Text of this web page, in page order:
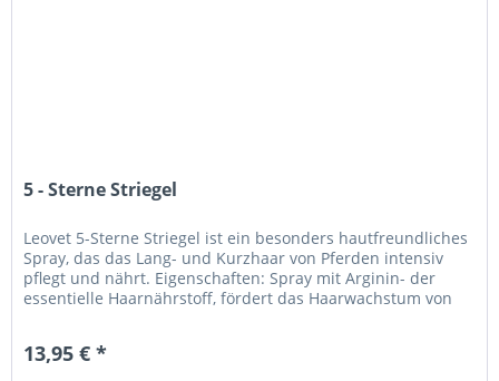
5 - Sterne Striegel
Leovet 5-Sterne Striegel ist ein besonders hautfreundliches
Spray, das das Lang- und Kurzhaar von Pferden intensiv
pflegt und nährt. Eigenschaften: Spray mit Arginin- der
essentielle Haarnährstoff, fördert das Haarwachstum von
13,95 € *